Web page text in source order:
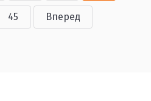
45 Вперед